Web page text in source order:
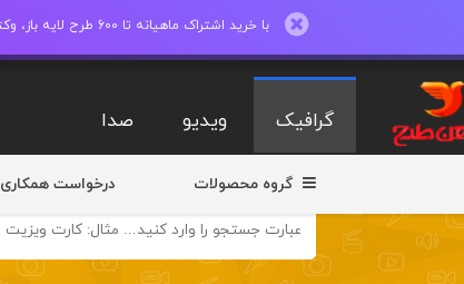
با خرید اشتراک ماهیانه تا 600 طرح لایه باز، وکتور، عکس، فایل های ویدیو وصدا دانلود کنید.
گرافیک ویدیو صدا
گروه محصولات درخواست همکاری